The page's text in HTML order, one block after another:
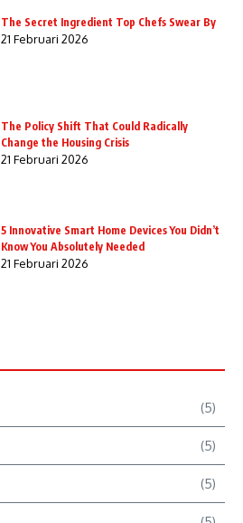
The Secret Ingredient Top Chefs Swear By
21 Februari 2026
The Policy Shift That Could Radically
Change the Housing Crisis
21 Februari 2026
5 Innovative Smart Home Devices You Didn’t
Know You Absolutely Needed
21 Februari 2026
(5)
(5)
(5)